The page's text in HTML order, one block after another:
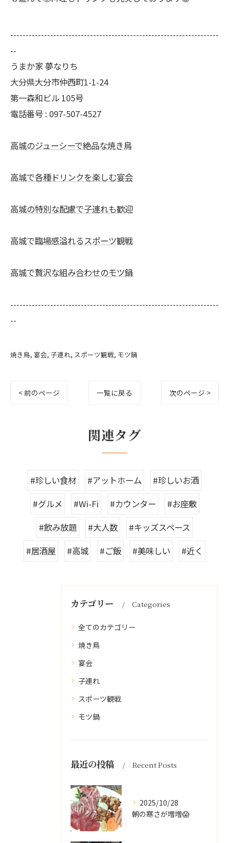
--------------------------------------------------------------------
--
うまか家 夢なりち
大分県大分市仲西町1-1-24
第一森和ビル 105号
電話番号 : 097-507-4527
高城のジューシーで絶品な焼き鳥
高城で各種ドリンクを楽しむ宴会
高城の特別な配慮で子連れも歓迎
高城で臨場感溢れるスポーツ観戦
高城で贅沢な組み合わせのモツ鍋
--------------------------------------------------------------------
--
焼き鳥 宴会 子連れ スポーツ観戦 モツ鍋
< 前のページ 一覧に戻る 次のページ >
関連タグ
#珍しい食材 #アットホーム
#珍しいお酒
#グルメ
#Wi-Fi #カウンター
#お座敷
#飲み放題
#大人数
#キッズスペース
#居酒屋
#高城 #ご飯 #美味しい #近く
カテゴリー Categories
全てのカテゴリー
焼き鳥
宴会
子連れ
スポーツ観戦
モツ鍋
最近の投稿 Recent Posts
2025/10/28
朝の寒さが増増😱